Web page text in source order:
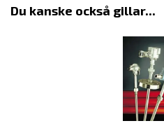
Du kanske också gillar...